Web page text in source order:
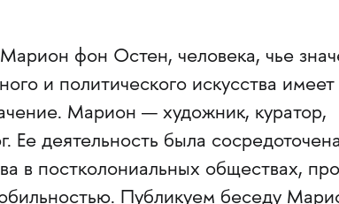
фон Остен, человека, чье
и политического искусства имеет
Марион — художник, куратор,
Ее деятельность была
в постколониальных обществах,
Публикуем беседу